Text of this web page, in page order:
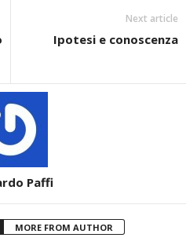
Next article
Ipotesi e conoscenza
Paffi
MORE FROM AUTHOR